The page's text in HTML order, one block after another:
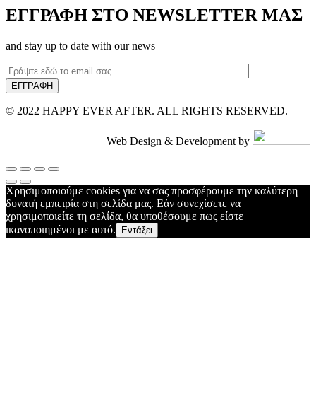
ΕΓΓΡΑΦΗ ΣΤΟ NEWSLETTER ΜΑΣ
and stay up to date with our news
© 2022 HAPPY EVER AFTER. ALL RIGHTS RESERVED.
Web Design & Development by
Χρησιμοποιούμε cookies για να σας προσφέρουμε την καλύτερη
δυνατή εμπειρία στη σελίδα μας. Εάν συνεχίσετε να
χρησιμοποιείτε τη σελίδα, θα υποθέσουμε πως είστε
ικανοποιημένοι με αυτό.
Εντάξει